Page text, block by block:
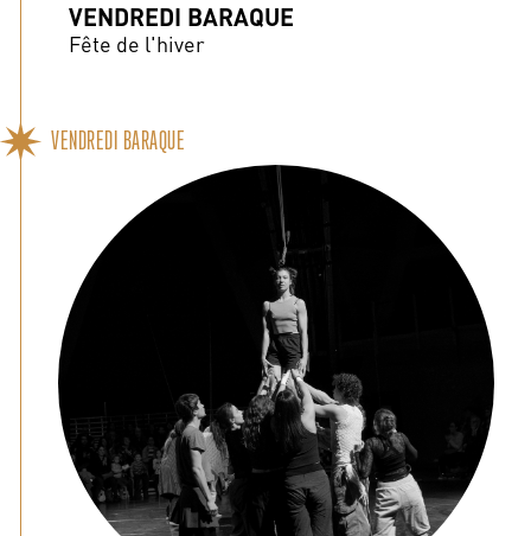
VENDREDI BARAQUE
Fête de l'hiver
VENDREDI BARAQUE